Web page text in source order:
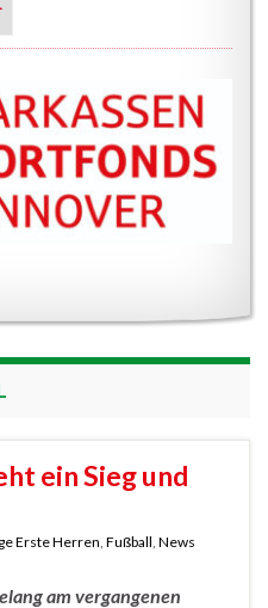
ein Sieg und
Erste Herren Fußball News
am vergangenen